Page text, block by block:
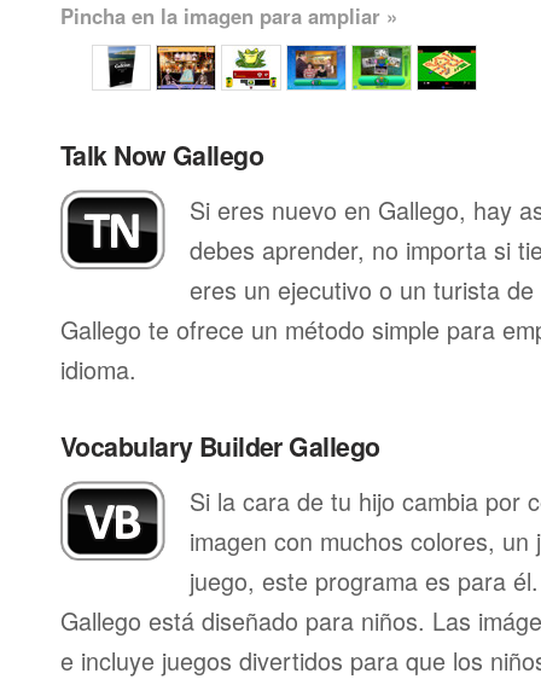
Pincha en la imagen para ampliar »
Talk Now Gallego
Si eres nuevo en Gallego, hay
debes aprender, no importa si
eres un ejecutivo o un turista
Gallego te ofrece un método simple para
idioma.
Vocabulary Builder Gallego
Si la cara de tu hijo cambia por
imagen con muchos colores,
juego, este programa es para
Gallego está diseñado para niños. Las
e incluye juegos divertidos para que los